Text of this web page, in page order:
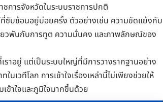
การจังหวัดในระบบราชการปกติ
ซับซ้อนอยู่บ่อยครั้ง ตัวอย่างเช่น ความขัดแย้งกับ
วพันกับการทูต ความมั่นคง และภาพลักษณ์ของ
ราอยู่ แต่เป็นระบบใหญ่ที่มีการวางรากฐานอย่าง
วทีโลก การเข้าใจเรื่องเหล่านี้ไม่เพียงช่วยให้
ข้าใจและภูมิใจมากขึ้นด้วย